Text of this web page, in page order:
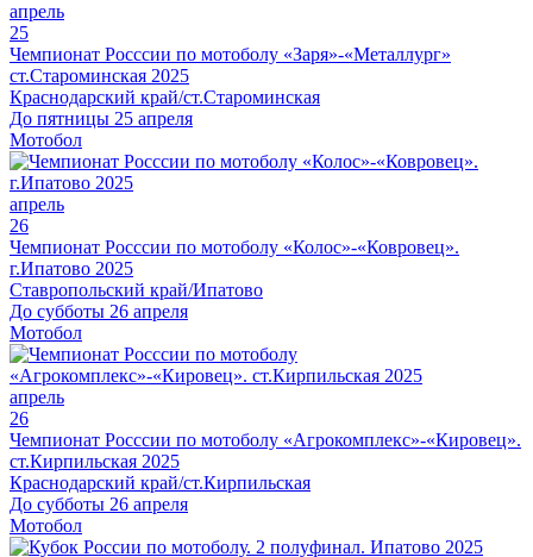
апрель
25
Чемпионат Росссии по мотоболу «Заря»-«Металлург»
ст.Староминская 2025
Краснодарский край/ст.Староминская
До пятницы 25 апреля
Мотобол
апрель
26
Чемпионат Росссии по мотоболу «Колос»-«Ковровец».
г.Ипатово 2025
Ставропольский край/Ипатово
До субботы 26 апреля
Мотобол
апрель
26
Чемпионат Росссии по мотоболу «Агрокомплекс»-«Кировец».
ст.Кирпильская 2025
Краснодарский край/ст.Кирпильская
До субботы 26 апреля
Мотобол